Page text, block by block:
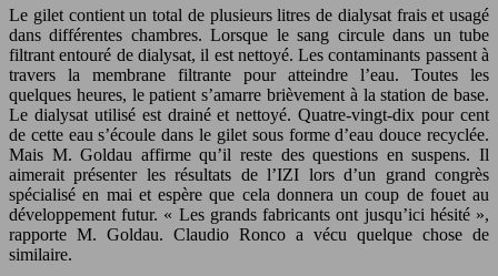
Le gilet contient un total de plusieurs litres de dialysat frais et usagé
dans différentes chambres. Lorsque le sang circule dans un tube
filtrant entouré de dialysat, il est nettoyé. Les contaminants passent à
travers la membrane filtrante pour atteindre l’eau. Toutes les
quelques heures, le patient s’amarre brièvement à la station de base.
Le dialysat utilisé est drainé et nettoyé. Quatre-vingt-dix pour cent
de cette eau s’écoule dans le gilet sous forme d’eau douce recyclée.
Mais M. Goldau affirme qu’il reste des questions en suspens. Il
aimerait présenter les résultats de l’IZI lors d’un grand congrès
spécialisé en mai et espère que cela donnera un coup de fouet au
développement futur. « Les grands fabricants ont jusqu’ici hésité »,
rapporte M. Goldau. Claudio Ronco a vécu quelque chose de
similaire.